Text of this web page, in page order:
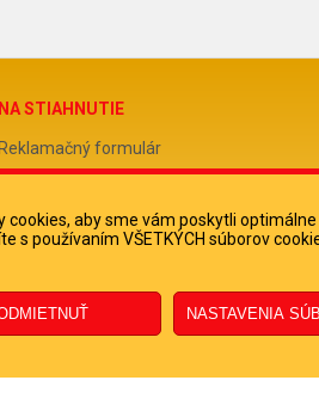
NA STIAHNUTIE
Reklamačný formulár
o odstúpení od zmluvy
cookies, aby sme vám poskytli
s používaním VŠETKÝCH súborov